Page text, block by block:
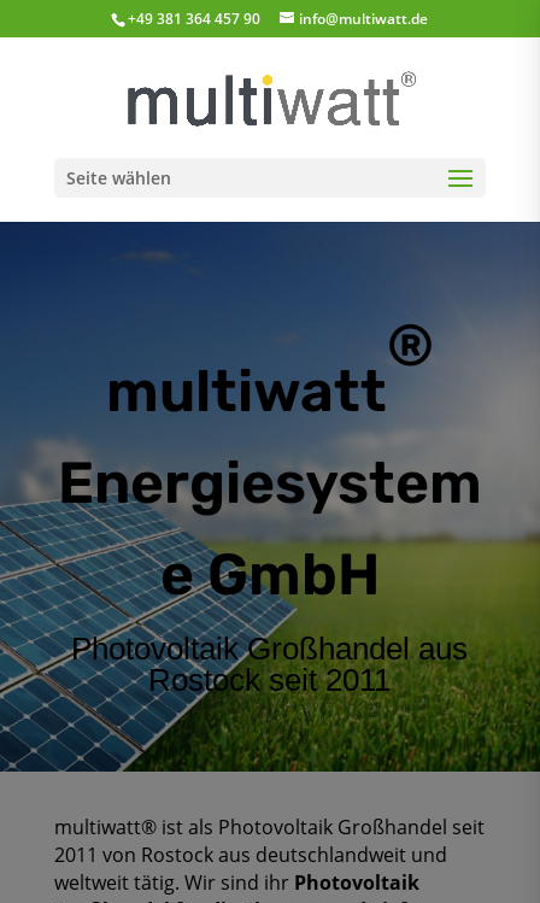
+49 381 364 457 90 info@multiwatt.de
Seite wählen
multiwatt
®
Energiesystem
e GmbH
Photovoltaik Großhandel aus
Rostock seit 2011
multiwatt® ist als Photovoltaik Großhandel seit
2011 von Rostock aus deutschlandweit und
weltweit tätig. Wir sind ihr Photovoltaik